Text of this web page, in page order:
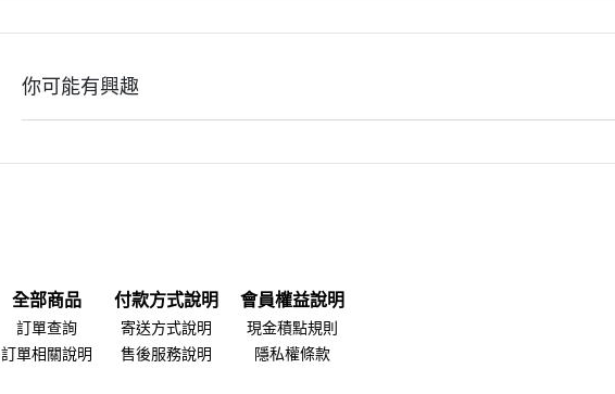
你可能有興趣
全部商品
訂單查詢
訂單相關說明
付款方式說明
寄送方式說明
售後服務說明
會員權益說明
現金積點規則
隱私權條款